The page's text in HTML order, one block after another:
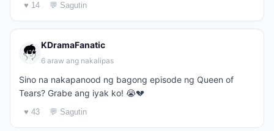
♥ 14 💬 Sagutin
KDramaFanatic
6 araw ang nakalipas
Sino na nakapanood ng bagong episode ng Queen of
Tears? Grabe ang iyak ko! 😭💔
♥ 43 💬 Sagutin